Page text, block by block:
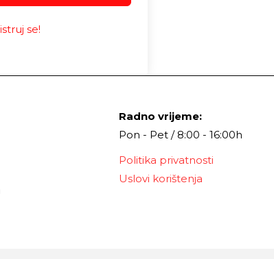
se!
Radno vrijeme:
Pon - Pet / 8:00 - 16:00h
Politika privatnosti
Uslovi korištenja